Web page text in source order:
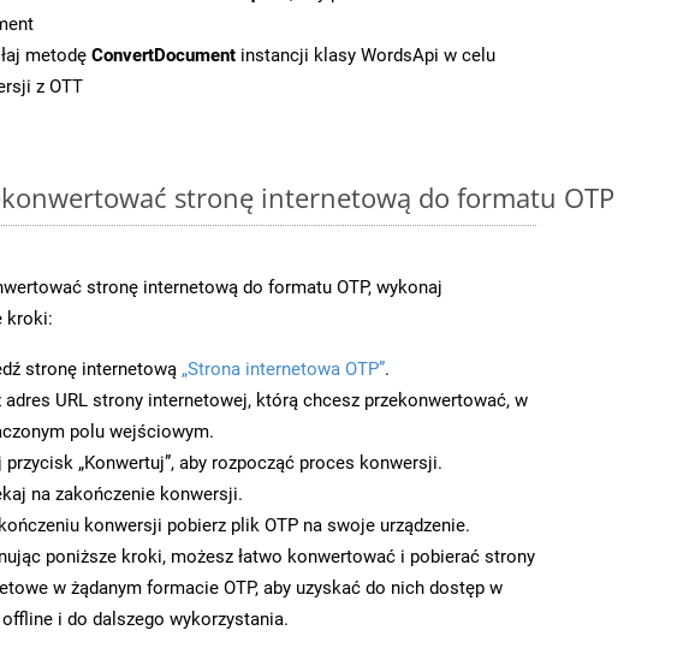
metodę ConvertDocument instancji klasy WordsApi w celu
z OTT
stronę internetową do formatu OTP
stronę internetową do formatu OTP, wykonaj
kroki:
stronę internetową „Strona internetowa OTP”.
adres URL strony internetowej, którą chcesz przekonwertować, w
polu wejściowym.
przycisk „Konwertuj”, aby rozpocząć proces konwersji.
na zakończenie konwersji.
konwersji pobierz plik OTP na swoje urządzenie.
poniższe kroki, możesz łatwo konwertować i pobierać strony
w żądanym formacie OTP, aby uzyskać do nich dostęp w
i do dalszego wykorzystania.